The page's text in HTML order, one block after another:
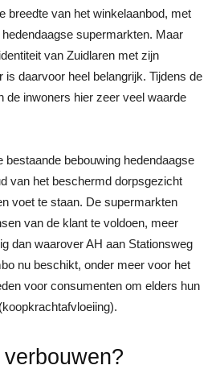
breedte van het winkelaanbod, met
supermarkten. Maar
van Zuidlaren met zijn
daarvoor heel belangrijk. Tijdens de
de inwoners hier zeer veel waarde
bestaande bebouwing hedendaagse
van het beschermd dorpsgezicht
voet te staan. De supermarkten
van de klant te voldoen, meer
dan waarover AH aan Stationsweg
nu beschikt, onder meer voor het
voor consumenten om elders hun